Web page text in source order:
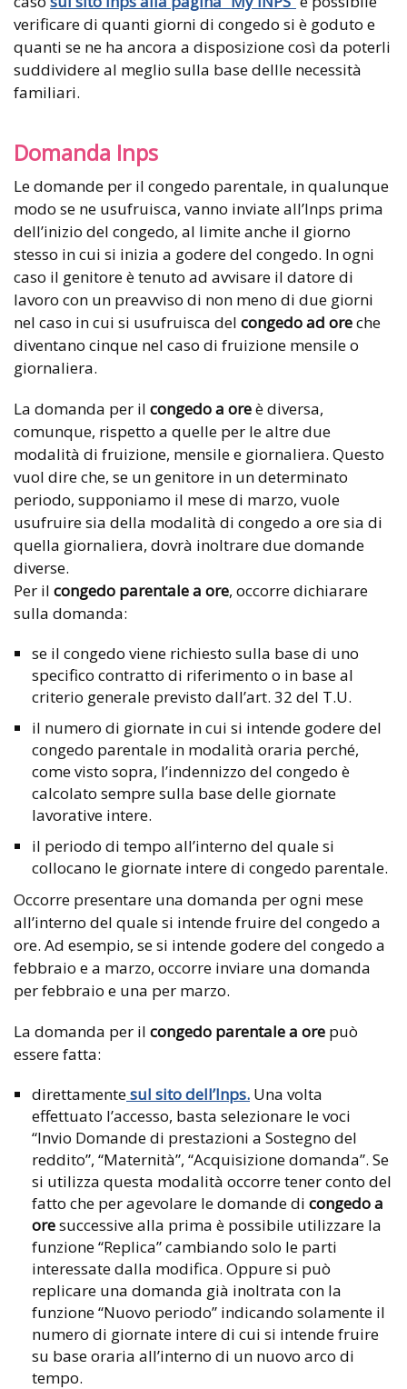
verificare di quanti giorni di congedo si è goduto e
quanti se ne ha ancora a disposizione così da poterli
suddividere al meglio sulla base dellle necessità
familiari.
Domanda Inps
Le domande per il congedo parentale, in qualunque
modo se ne usufruisca, vanno inviate all’Inps prima
dell’inizio del congedo, al limite anche il giorno
stesso in cui si inizia a godere del congedo. In ogni
caso il genitore è tenuto ad avvisare il datore di
lavoro con un preavviso di non meno di due giorni
nel caso in cui si usufruisca del congedo ad oreche
diventano cinque nel caso di fruizione mensile o
giornaliera.
La domanda per il congedo a oreè diversa,
comunque, rispetto a quelle per le altre due
modalità di fruizione, mensile e giornaliera. Questo
vuol dire che, se un genitore in un determinato
periodo, supponiamo il mese di marzo, vuole
usufruire sia della modalità di congedo a ore sia di
quella giornaliera, dovrà inoltrare due domande
diverse.
Per il congedo parentale a ore, occorre dichiarare
sulla domanda:
se il congedo viene richiesto sulla base di uno
specifico contratto di riferimento o in base al
criterio generale previsto dall’art. 32 del T.U.
il numero di giornate in cui si intende godere del
congedo parentale in modalità oraria perché,
come visto sopra, l’indennizzo del congedo è
calcolato sempre sulla base delle giornate
lavorative intere.
il periodo di tempo all’interno del quale si
collocano le giornate intere di congedo parentale.
Occorre presentare una domanda per ogni mese
all’interno del quale si intende fruire del congedo a
ore. Ad esempio, se si intende godere del congedo a
febbraio e a marzo, occorre inviare una domanda
per febbraio e una per marzo.
La domanda per il congedo parentale a ore può
essere fatta:
direttamentesul sito dell’Inps. Una volta
effettuato l’accesso, basta selezionare le voci
“Invio Domande di prestazioni a Sostegno del
reddito”, “Maternità”, “Acquisizione domanda”. Se
si utilizza questa modalità occorre tener conto del
fatto che per agevolare le domande di congedo a
oresuccessive alla prima è possibile utilizzare la
funzione “Replica” cambiando solo le parti
interessate dalla modifica. Oppure si può
replicare una domanda già inoltrata con la
funzione “Nuovo periodo” indicando solamente il
numero di giornate intere di cui si intende fruire
su base oraria all’interno di un nuovo arco di
tempo.